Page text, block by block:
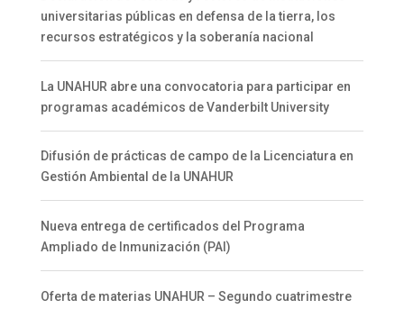
universitarias públicas en defensa de la tierra, los
recursos estratégicos y la soberanía nacional
La UNAHUR abre una convocatoria para participar en
programas académicos de Vanderbilt University
Difusión de prácticas de campo de la Licenciatura en
Gestión Ambiental de la UNAHUR
Nueva entrega de certificados del Programa
Ampliado de Inmunización (PAI)
Oferta de materias UNAHUR – Segundo cuatrimestre